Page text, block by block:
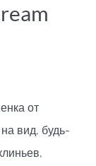
от
вид, будь-